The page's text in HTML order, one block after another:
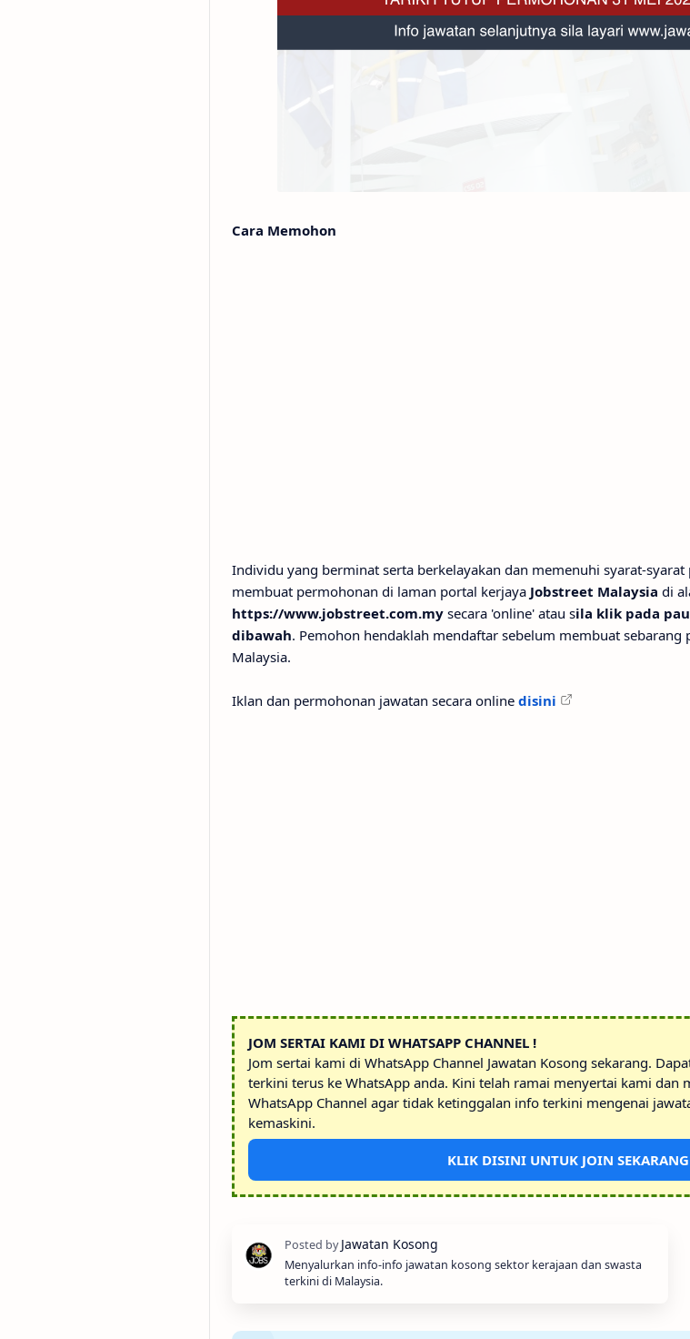
Cara Memohon
Individu yang berminat serta berkelayakan dan memenuhi syarat-
membuat permohonan di laman portal kerjaya Jobstreet Malaysia di
https://www.jobstreet.com.my secara 'online' atau sila klik pada
dibawah. Pemohon hendaklah mendaftar sebelum membuat sebarang
Malaysia.
Iklan dan permohonan jawatan secara online disini
JOM SERTAI KAMI DI WHATSAPP CHANNEL !
Jom sertai kami di WhatsApp Channel Jawatan Kosong sekarang.
terkini terus ke WhatsApp anda. Kini telah ramai menyertai kami dan
WhatsApp Channel agar tidak ketinggalan info terkini mengenai
kemaskini.
KLIK DISINI UNTUK JOIN SEKARANG
Menyalurkan info-info jawatan kosong sektor kerajaan dan swasta
terkini di Malaysia.